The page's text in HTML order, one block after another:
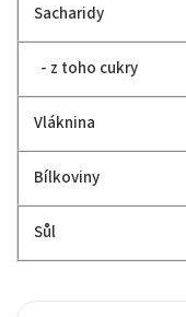
Sacharidy
- z toho cukry
Vláknina
Bílkoviny
Sůl